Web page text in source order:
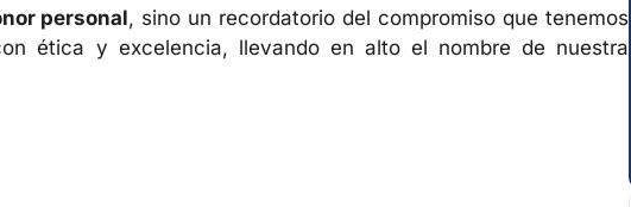
personal, sino un recordatorio del compromiso que tenemos
ética y excelencia, llevando en alto el nombre de nuestra